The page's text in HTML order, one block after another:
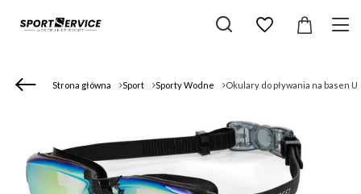
Strona główna Sport Sporty Wodne Okulary do pływania na basen